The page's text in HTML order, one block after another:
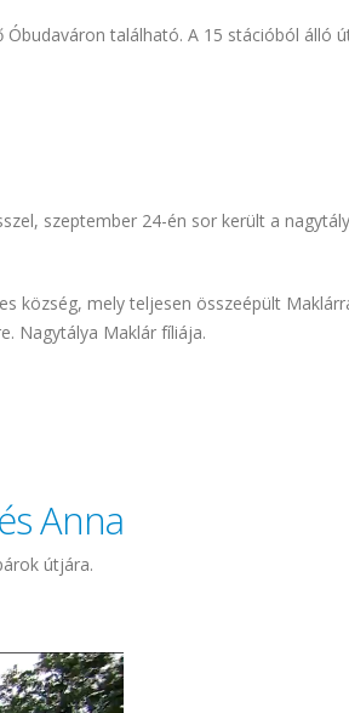
található. A 15 stációból álló
szeptember 24-én sor került a
község, mely teljesen összeépült
Nagytálya Maklár fíliája.
Anna
útjára.